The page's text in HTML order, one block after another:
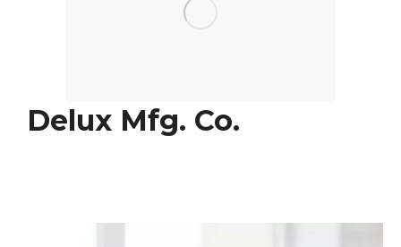
Delux Mfg. Co.